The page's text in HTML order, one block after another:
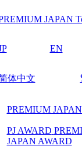
JAPAN
EN
体中文
PREMIUM
PJ AWARD
JAPAN AWARD